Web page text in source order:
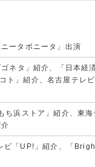
ータボニータ」出演
ネタ」紹介、「日本
ト」紹介、名古屋テレ
浜ストア」紹介、東
ビ「UP!」紹介、「